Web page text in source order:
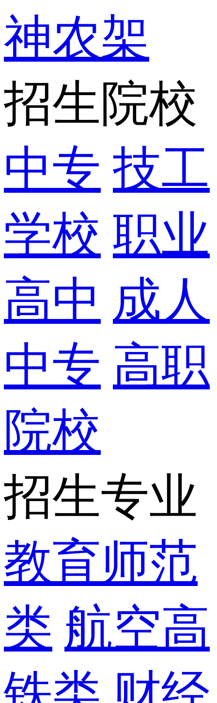
神农架
招生院校
中专 技工
学校 职业
高中 成人
中专 高职
院校
招生专业
教育师范
类 航空高